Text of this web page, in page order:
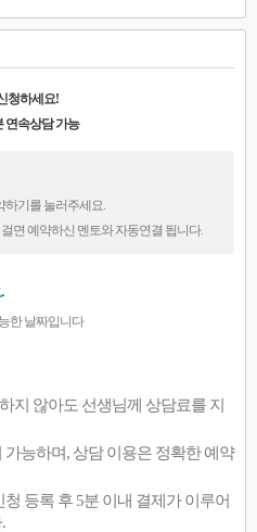
청하세요!
연속상담 가능
하기를 눌러주세요.
걸면 예약하신 멘토와 자동연결 됩니다.
한 날짜입니다
지 않아도 선생님께 상담료를 지
능하며, 상담 이용은 정확한 예약
등록 후 5분 이내 결제가 이루어